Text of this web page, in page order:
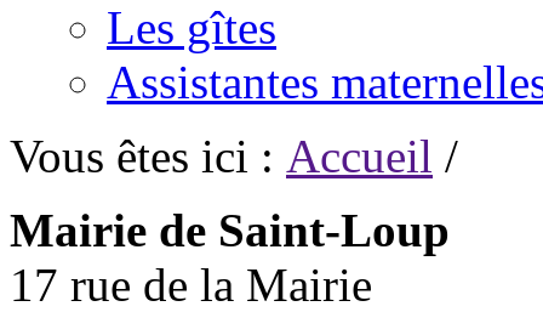
Les gîtes
Assistantes
Vous êtes ici : Accueil /
Mairie de Saint-Loup
17 rue de la Mairie